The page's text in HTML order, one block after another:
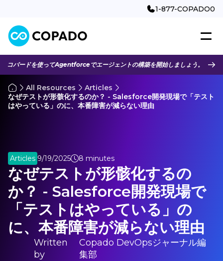
1-877-COPADO0
コパードを使ってAgentforceでエージェントの構築を開始しましょう。
All Resources
Articles
なぜテストが形骸化するのか？ - Salesforce開発現場で「テスト
はやっている」のに、本番障害が減らない理由
Articles 9/19/2025 8 minutes
なぜテストが形骸化するの
か？ - Salesforce開発現場で
「テストはやっている」の
に、本番障害が減らない理由
Written
by
Copado DevOpsジャーナル編
集部